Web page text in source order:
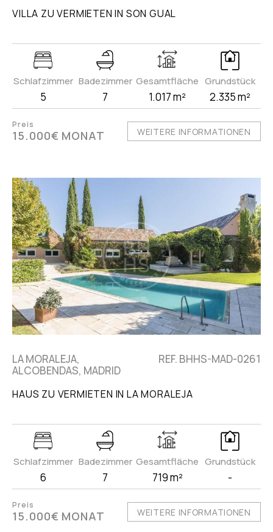
VILLA ZU VERMIETEN IN SON GUAL
Schlafzimmer
5
Badezimmer
7
Gesamtfläche
1.017 m²
Grundstück
2.335 m²
Preis
15.000€ MONAT WEITERE INFORMATIONEN
LA MORALEJA,
ALCOBENDAS, MADRID
REF. BHHS-MAD-0261
HAUS ZU VERMIETEN IN LA MORALEJA
Schlafzimmer
6
Badezimmer
7
Gesamtfläche
719 m²
Grundstück
-
Preis
15.000€ MONAT WEITERE INFORMATIONEN